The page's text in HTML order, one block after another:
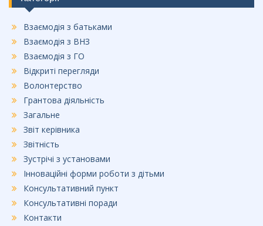
o
k
Взаємодія з батьками
Взаємодія з ВНЗ
Взаємодія з ГО
Відкриті перегляди
Волонтерство
Грантова діяльність
Загальне
Звіт керівника
Звітність
Зустрічі з установами
Інноваційні форми роботи з дітьми
Консультативний пункт
Консультативні поради
Контакти